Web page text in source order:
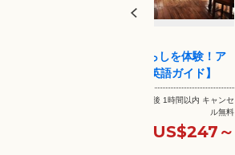
エクアドルの首都キト、世界遺産
の旧市街を巡る半日【英語ガ...
申込後 1時間以内 キャンセ
ル無料
US$71～